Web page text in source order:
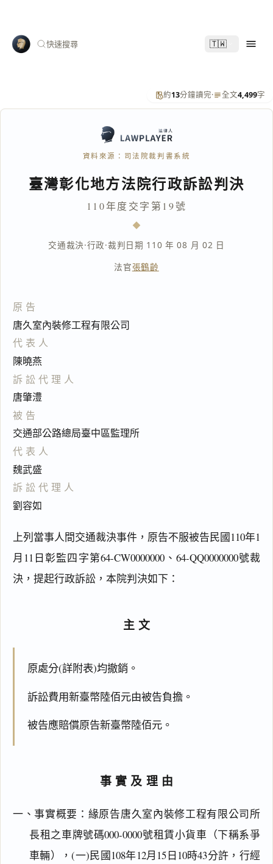
快速搜尋 🇹🇼
約13分鐘讀完· 全文4,499字
資料來源：司法院裁判書系統
臺灣彰化地方法院行政訴訟判決
110年度交字第19號
交通裁決·行政·裁判日期 110 年 08 月 02 日
法官張鶴齡
原告
唐久室內裝修工程有限公司
代表人
陳曉燕
訴訟代理人
唐肇澧
被告
交通部公路總局臺中區監理所
代表人
魏武盛
訴訟代理人
劉容如
上列當事人間交通裁決事件，原告不服被告民國110年1
月11日彰監四字第64-CW0000000、64-QQ0000000號裁
決，提起行政訴訟，本院判決如下：
主文
原處分(詳附表)均撤銷。
訴訟費用新臺幣陸佰元由被告負擔。
被告應賠償原告新臺幣陸佰元。
事實及理由
一、事實概要：緣原告唐久室內裝修工程有限公司所
長租之車牌號碼000-0000號租賃小貨車（下稱系爭
車輛），(一)民國108年12月15日10時43分許，行經